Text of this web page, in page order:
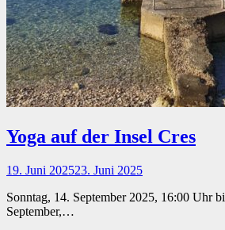
Yoga auf der Insel Cres
19. Juni 202523. Juni 2025
Sonntag, 14. September 2025, 16:00 Uhr
September,…